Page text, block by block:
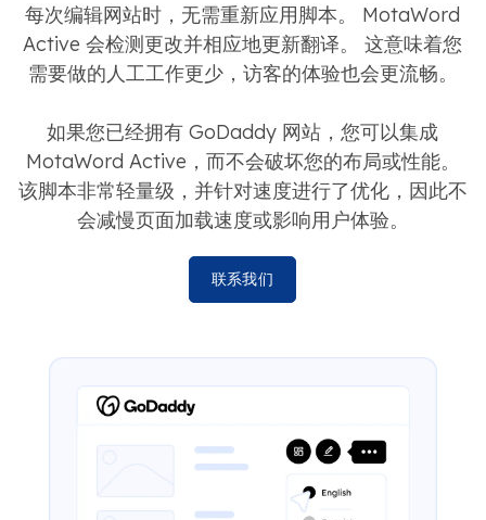
每次编辑网站时，无需重新应用脚本。 MotaWord
Active 会检测更改并相应地更新翻译。 这意味着您
需要做的人工工作更少，访客的体验也会更流畅。
如果您已经拥有 GoDaddy 网站，您可以集成
MotaWord Active，而不会破坏您的布局或性能。
该脚本非常轻量级，并针对速度进行了优化，因此不
会减慢页面加载速度或影响用户体验。
联系我们